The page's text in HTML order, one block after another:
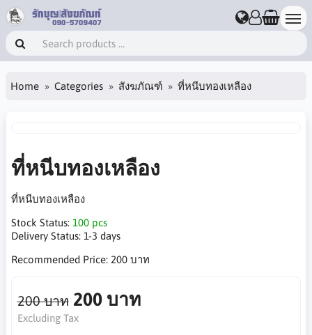
Home Categories สังฆภัณฑ์ ที่หนีบทองเหลือง
ที่หนีบทองเหลือง
ที่หนีบทองเหลือง
Stock Status: 100 pcs
Delivery Status: 1-3 days
Recommended Price: 200 บาท
200 บาท 200 บาท
Excluding Tax